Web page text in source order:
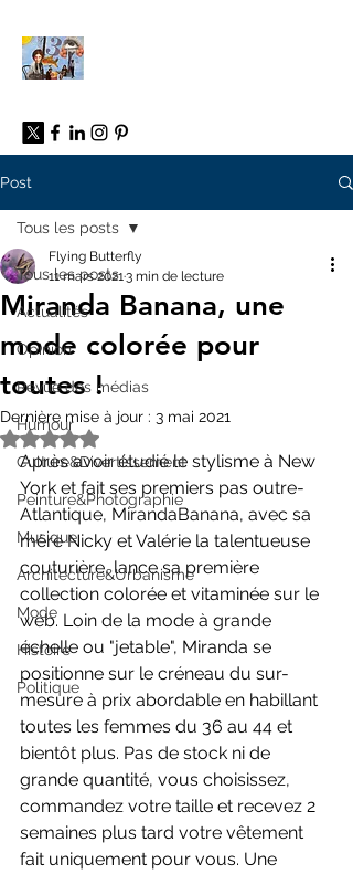
Post
Tous les posts
Actualités
Opinion
Revue des médias
Humour
Culture&Divertissement
Peinture&Photographie
Musique
Architecture&Urbanisme
Mode
Histoire
Politique
Tous les posts
Miranda Banana, une
mode colorée pour
toutes !
Flying Butterfly
11 mars 20213 min de lecture
Dernière mise à jour : 3 mai 2021
Noté NaN étoiles sur 5.
Après avoir étudié le stylisme à New
York et fait ses premiers pas outre-
Atlantique, MirandaBanana, avec sa
mère Nicky et Valérie la talentueuse
couturière, lance sa première
collection colorée et vitaminée sur le
web. Loin de la mode à grande
échelle ou "jetable", Miranda se
positionne sur le créneau du sur-
mesure à prix abordable en habillant
toutes les femmes du 36 au 44 et
bientôt plus. Pas de stock ni de
grande quantité, vous choisissez,
commandez votre taille et recevez 2
semaines plus tard votre vêtement
fait uniquement pour vous. Une